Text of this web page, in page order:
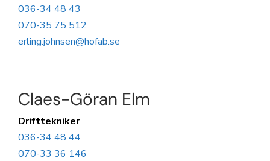
036-34 48 43
070-35 75 512
erling.johnsen@hofab.se
Claes-Göran Elm
Drifttekniker
036-34 48 44
070-33 36 146